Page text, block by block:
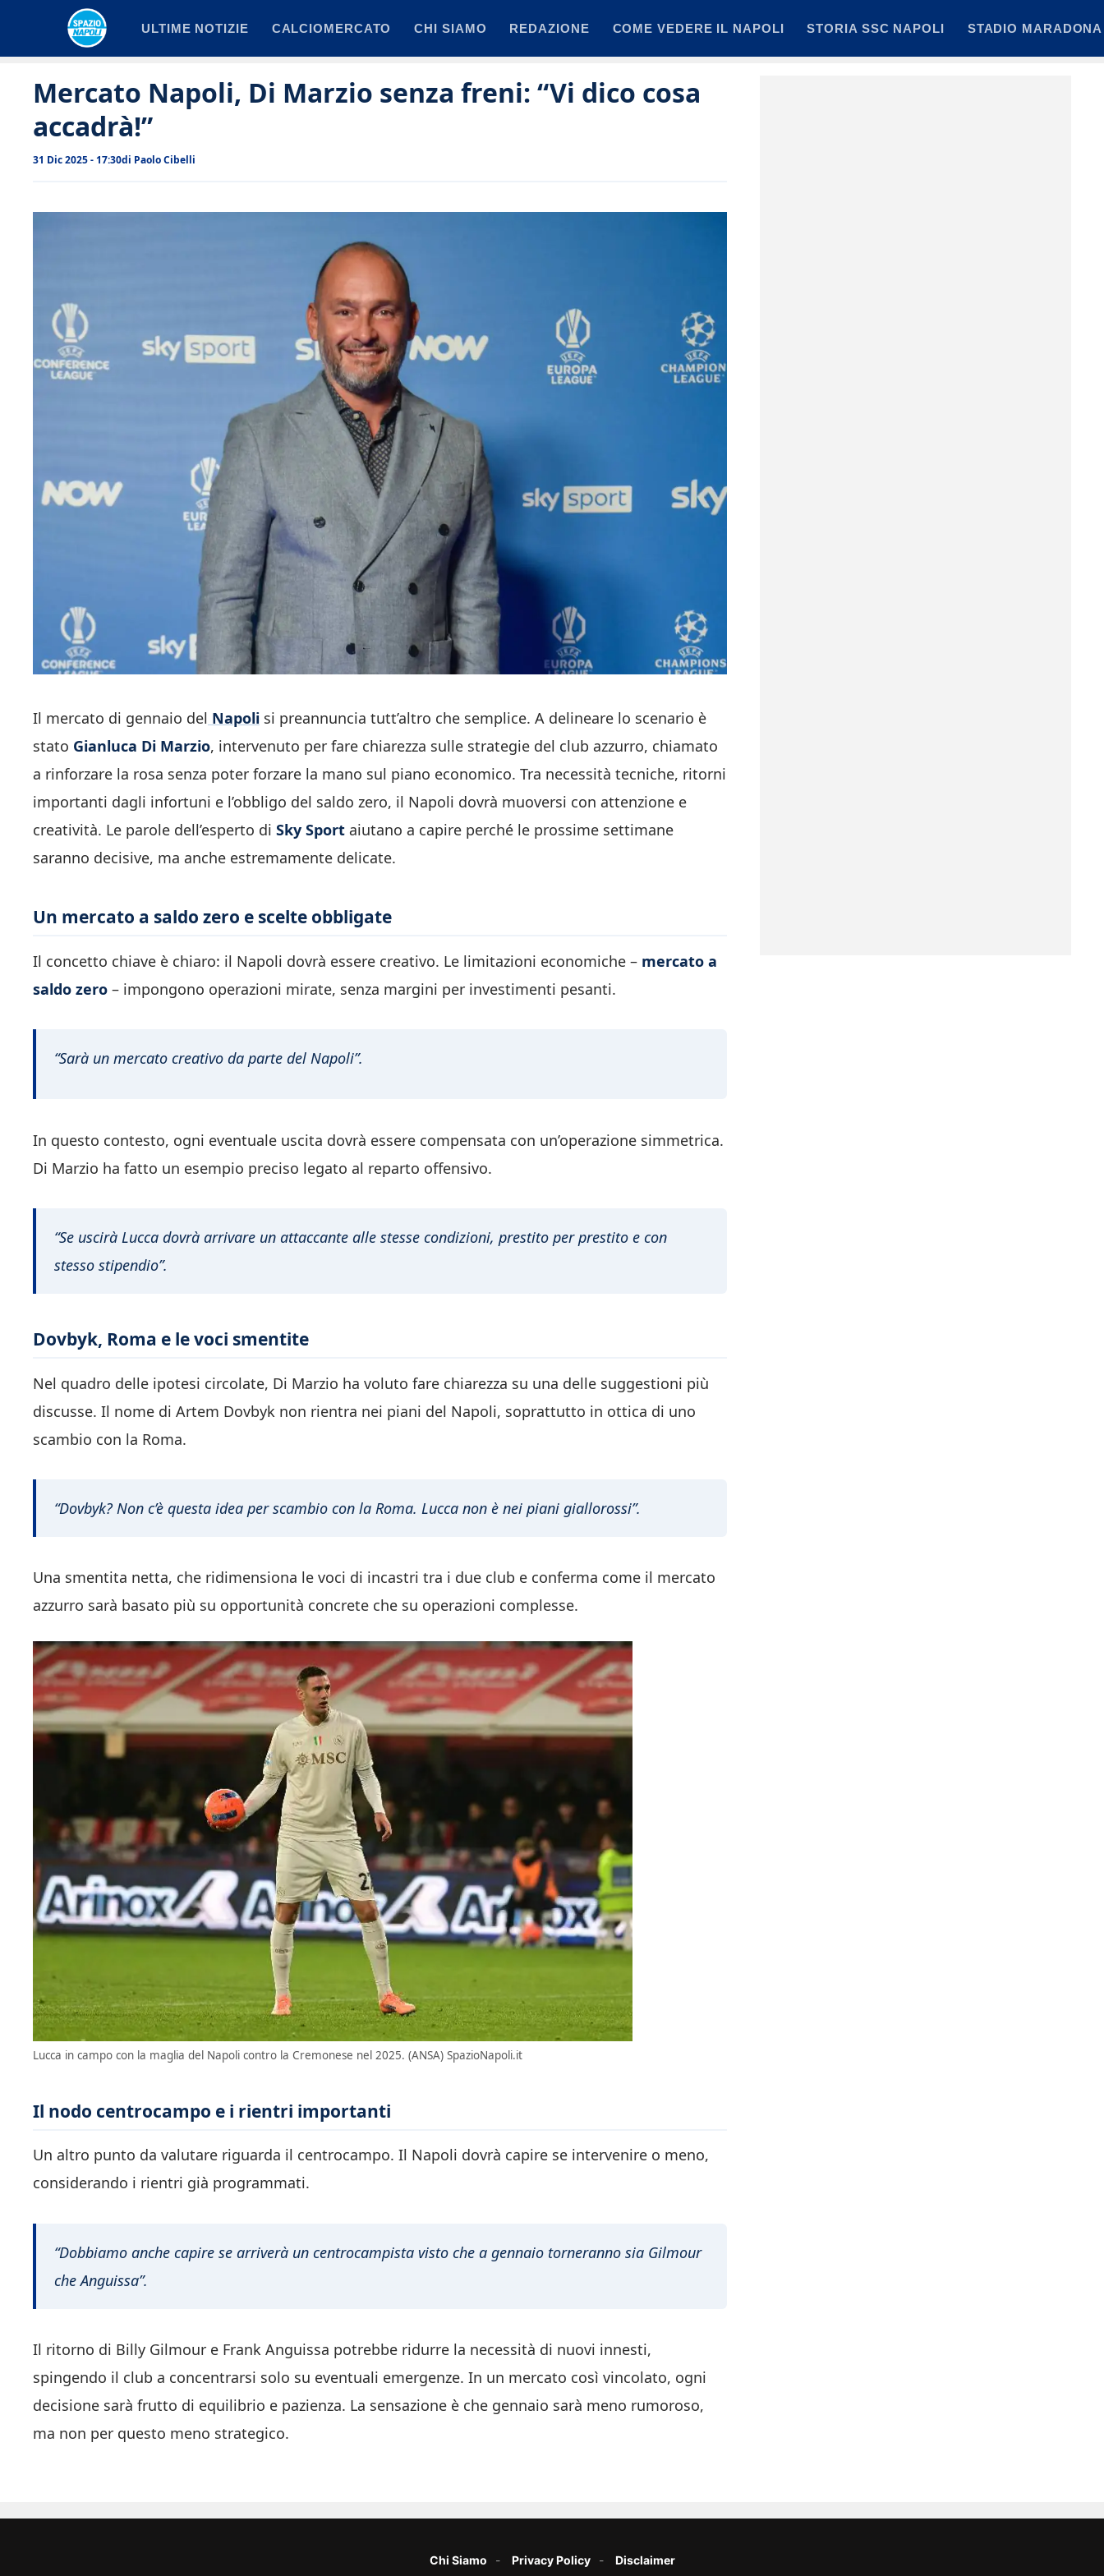
ULTIME NOTIZIE CALCIOMERCATO CHI SIAMO REDAZIONE COME VEDERE IL NAPOLI STORIA SSC NAPOLI STADIO MARADONA
Mercato Napoli, Di Marzio senza freni: “Vi dico cosa
accadrà!”
31 Dic 2025 - 17:30di Paolo Cibelli
Il mercato di gennaio del Napoli si preannuncia tutt’altro che semplice. A delineare lo scenario è
stato Gianluca Di Marzio, intervenuto per fare chiarezza sulle strategie del club azzurro, chiamato
a rinforzare la rosa senza poter forzare la mano sul piano economico. Tra necessità tecniche, ritorni
importanti dagli infortuni e l’obbligo del saldo zero, il Napoli dovrà muoversi con attenzione e
creatività. Le parole dell’esperto di Sky Sport aiutano a capire perché le prossime settimane
saranno decisive, ma anche estremamente delicate.
Un mercato a saldo zero e scelte obbligate
Il concetto chiave è chiaro: il Napoli dovrà essere creativo. Le limitazioni economiche – mercato a
saldo zero – impongono operazioni mirate, senza margini per investimenti pesanti.
“Sarà un mercato creativo da parte del Napoli”.
In questo contesto, ogni eventuale uscita dovrà essere compensata con un’operazione simmetrica.
Di Marzio ha fatto un esempio preciso legato al reparto offensivo.
“Se uscirà Lucca dovrà arrivare un attaccante alle stesse condizioni, prestito per prestito e con
stesso stipendio”.
Dovbyk, Roma e le voci smentite
Nel quadro delle ipotesi circolate, Di Marzio ha voluto fare chiarezza su una delle suggestioni più
discusse. Il nome di Artem Dovbyk non rientra nei piani del Napoli, soprattutto in ottica di uno
scambio con la Roma.
“Dovbyk? Non c’è questa idea per scambio con la Roma. Lucca non è nei piani giallorossi”.
Una smentita netta, che ridimensiona le voci di incastri tra i due club e conferma come il mercato
azzurro sarà basato più su opportunità concrete che su operazioni complesse.
Lucca in campo con la maglia del Napoli contro la Cremonese nel 2025. (ANSA) SpazioNapoli.it
Il nodo centrocampo e i rientri importanti
Un altro punto da valutare riguarda il centrocampo. Il Napoli dovrà capire se intervenire o meno,
considerando i rientri già programmati.
“Dobbiamo anche capire se arriverà un centrocampista visto che a gennaio torneranno sia Gilmour
che Anguissa”.
Il ritorno di Billy Gilmour e Frank Anguissa potrebbe ridurre la necessità di nuovi innesti,
spingendo il club a concentrarsi solo su eventuali emergenze. In un mercato così vincolato, ogni
decisione sarà frutto di equilibrio e pazienza. La sensazione è che gennaio sarà meno rumoroso,
ma non per questo meno strategico.
Chi Siamo Privacy Policy Disclaimer